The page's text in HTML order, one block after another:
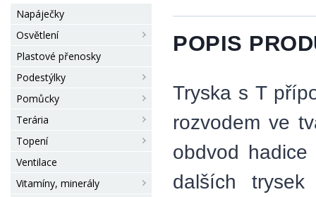
Napáječky
Osvětlení
Plastové přenosky
Podestýlky
Pomůcky
Terária
Topení
Ventilace
Vitamíny, minerály
POPIS
Tryska s T
rozvodem ve
obdvod
dalších